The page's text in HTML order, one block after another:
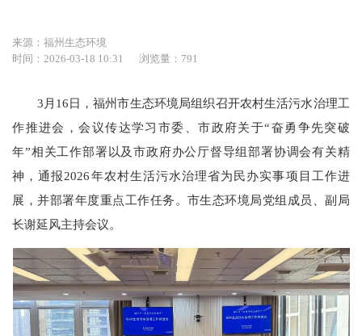
来源：福州生态环境
时间：2026-03-18 10:31
浏览量：791
3月16日，福州市生态环境局组织召开农村生活污水治理工
作推进会，会议传达学习市委、市政府关于“奋勇争先突破
年”相关工作部署以及市政府办公厅督导组部署协调会有关精
神，通报2026年农村生活污水治理省为民办实事项目工作进
展，并部署年度重点工作任务。市生态环境局党组成员、副局
长谢延风主持会议。